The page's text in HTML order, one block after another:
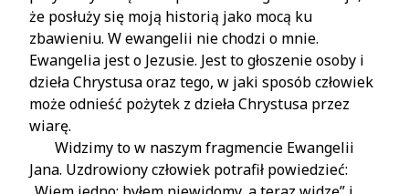
że posłuży się moją historią jako mocą ku
zbawieniu. W ewangelii nie chodzi o mnie.
Ewangelia jest o Jezusie. Jest to głoszenie osoby i
dzieła Chrystusa oraz tego, w jaki sposób człowiek
może odnieść pożytek z dzieła Chrystusa przez
wiarę.
Widzimy to w naszym fragmencie Ewangelii
Jana. Uzdrowiony człowiek potrafił powiedzieć: